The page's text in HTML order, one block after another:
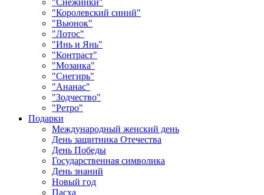
"Снежинки"
"Королевский синий"
"Вьюнок"
"Лотос"
"Инь и Янь"
"Контраст"
"Мозаика"
"Снегирь"
"Ананас"
"Зодчество"
"Ретро"
Подарки
Международный женский день
День защитника Отечества
День Победы
Государственная символика
День знаний
Новый год
Пасха